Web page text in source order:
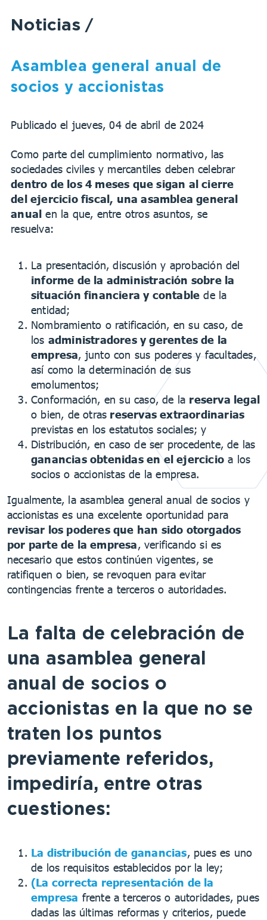
Noticias /
Asamblea general anual de
socios y accionistas
Publicado el jueves, 04 de abril de 2024
Como parte del cumplimiento normativo, las
sociedades civiles y mercantiles deben celebrar
dentro de los 4 meses que sigan al cierre
del ejercicio fiscal, una asamblea general
anual en la que, entre otros asuntos, se
resuelva:
La presentación, discusión y aprobación del
informe de la administración sobre la
situación financiera y contable de la
entidad;
Nombramiento o ratificación, en su caso, de
los administradores y gerentes de la
empresa, junto con sus poderes y facultades,
así como la determinación de sus
emolumentos;
Conformación, en su caso, de la reserva legal
o bien, de otras reservas extraordinarias
previstas en los estatutos sociales; y
Distribución, en caso de ser procedente, de las
ganancias obtenidas en el ejercicio a los
socios o accionistas de la empresa.
Igualmente, la asamblea general anual de socios y
accionistas es una excelente oportunidad para
revisar los poderes que han sido otorgados
por parte de la empresa, verificando si es
necesario que estos continúen vigentes, se
ratifiquen o bien, se revoquen para evitar
contingencias frente a terceros o autoridades.
La falta de celebración de
una asamblea general
anual de socios o
accionistas en la que no se
traten los puntos
previamente referidos,
impediría, entre otras
cuestiones:
La distribución de ganancias, pues es uno
de los requisitos establecidos por la ley;
(La correcta representación de la
empresa frente a terceros o autoridades, pues
dadas las últimas reformas y criterios, puede